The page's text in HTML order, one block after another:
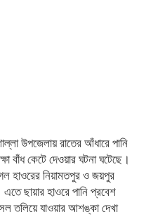
উপজেলায় রাতের আঁধারে পানি
বাঁধ কেটে দেওয়ার ঘটনা ঘটেছে।
হাওরের নিয়ামতপুর ও জয়পুর
এতে ছায়ার হাওরে পানি প্রবেশ
তলিয়ে যাওয়ার আশঙ্কা দেখা